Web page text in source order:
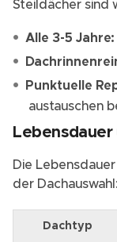
Steildächer sind
Alle 3-5 Jahre:
Punktuelle
austauschen
Die
der Dachauswahl:
Dachtyp